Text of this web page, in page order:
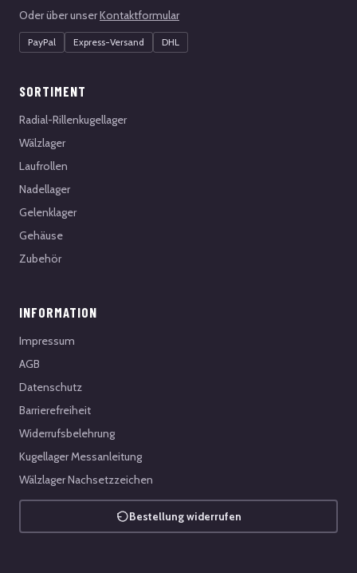
Oder über unserKontaktformular
PayPal Express-Versand DHL
SORTIMENT
Radial-Rillenkugellager
Wälzlager
Laufrollen
Nadellager
Gelenklager
Gehäuse
Zubehör
INFORMATION
Impressum
AGB
Datenschutz
Barrierefreiheit
Widerrufsbelehrung
Kugellager Messanleitung
Wälzlager Nachsetzzeichen
Bestellung widerrufen